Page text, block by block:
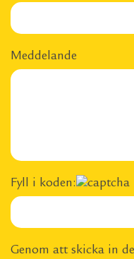
Meddelande
Fyll i koden:
Genom att skicka in